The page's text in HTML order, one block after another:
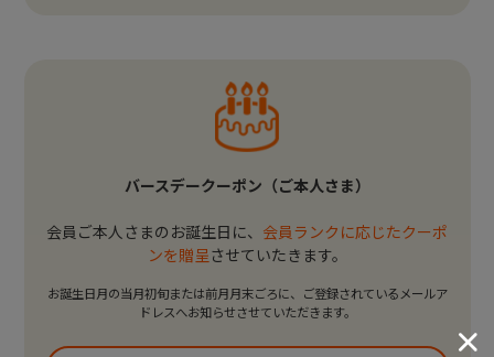
バースデークーポン（ご本人さま）
会員ご本人さまのお誕生日に、 会員ランクに応じたクーポ
ンを贈呈させていたきます。
お誕生日月の当月初旬または前月月末ごろに、ご登録されているメールア
ドレスへお知らせさせていただきます。